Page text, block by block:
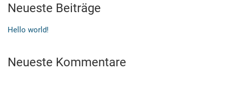
Neueste Beiträge
Hello world!
Neueste Kommentare